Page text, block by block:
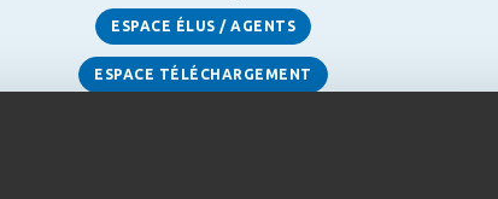
ESPACE ÉLUS / AGENTS
ESPACE TÉLÉCHARGEMENT